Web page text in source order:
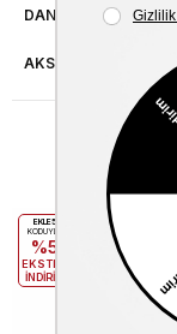
DANIŞMA HATTI
AKSESUAR ONARIMI
EKLE5
KODUYLA
%5
EKSTRA
İNDİRİM